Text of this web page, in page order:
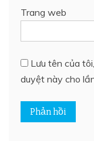
Trang web
Lưu tên của
duyệt này cho